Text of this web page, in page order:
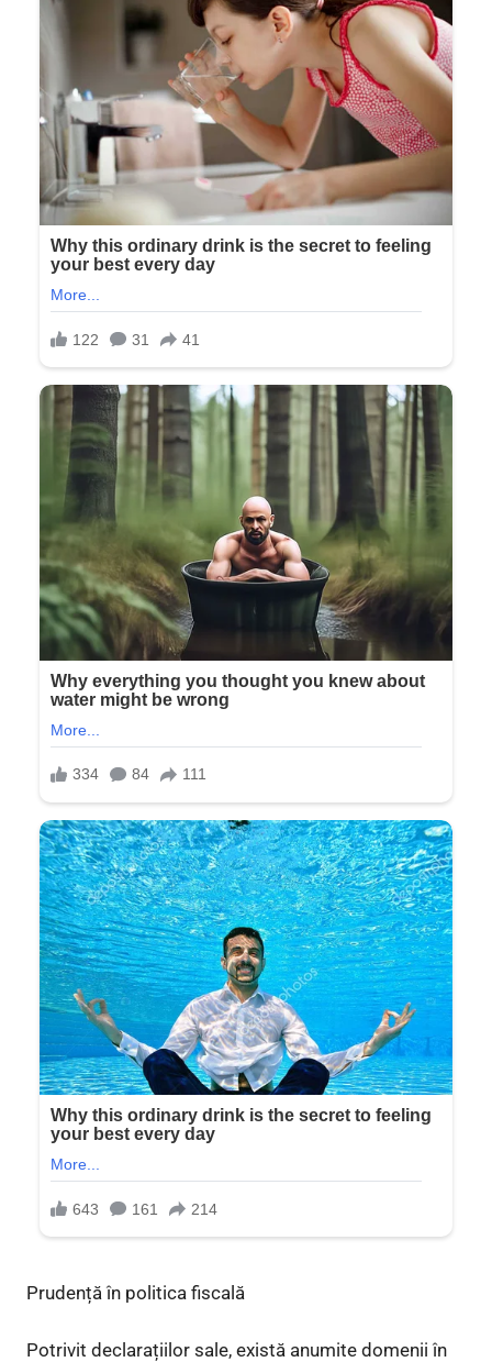
Prudență în politica fiscală
Potrivit declarațiilor sale, există anumite domenii în